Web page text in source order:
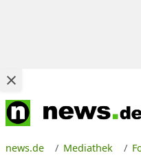
news.de Mediathek